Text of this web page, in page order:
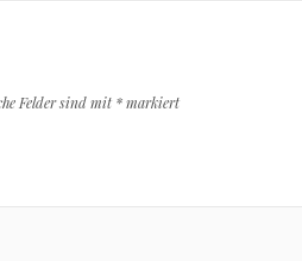
Felder sind mit *markiert